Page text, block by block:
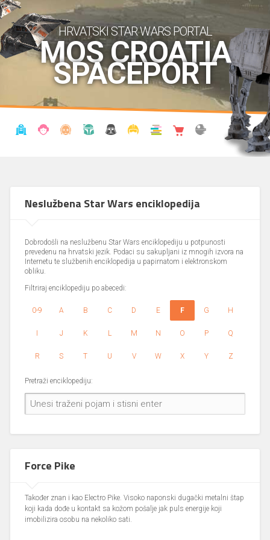
HRVATSKI STAR WARS PORTAL
MOS CROATIA
SPACEPORT
Neslužbena Star Wars enciklopedija
Dobrodošli na neslužbenu Star Wars enciklopediju u potpunosti
prevedenu na hrvatski jezik. Podaci su sakupljani iz mnogih izvora na
Internetu te službenih enciklopedija u papirnatom i elektronskom
obliku.
Filtriraj enciklopediju po abecedi:
0-9 A B C D E F G H
I J K L M N O P Q
R S T U V W X Y Z
Pretraži enciklopediju:
Force Pike
Također znan i kao Electro Pike. Visoko naponski dugački metalni štap
koji kada dođe u kontakt sa kožom pošalje jak puls energije koji
imobilizira osobu na nekoliko sati.